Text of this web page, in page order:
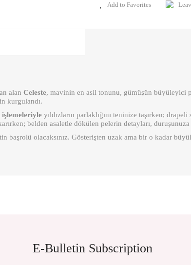
alan Celeste, mavinin en asil tonunu, gümüşün büyüleyici
kurgulandı.
işlemeleriyle yıldızların parlaklığını teninize taşırken;
belden asaletle dökülen pelerin detayları,
başrolü olacaksınız. Gösterişten uzak ama bir o kadar
E-Bulletin Subscription